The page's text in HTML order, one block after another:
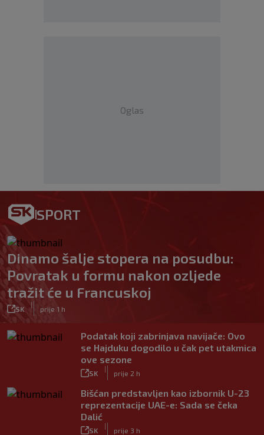
Oglas
SPORT
Dinamo šalje stopera na posudbu:
Povratak u formu nakon ozljede
tražit će u Francuskoj
SK
|
prije 1 h
Podatak koji zabrinjava navijače: Ovo
se Hajduku dogodilo u čak pet utakmica
ove sezone
SK
|
prije 2 h
Bišćan predstavljen kao izbornik U-23
reprezentacije UAE-e: Sada se čeka
Dalić
SK
|
prije 3 h